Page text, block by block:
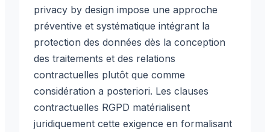
privacy by design impose une approche
préventive et systématique intégrant la
protection des données dès la conception
des traitements et des relations
contractuelles plutôt que comme
considération a posteriori. Les clauses
contractuelles RGPD matérialisent
juridiquement cette exigence en formalisant